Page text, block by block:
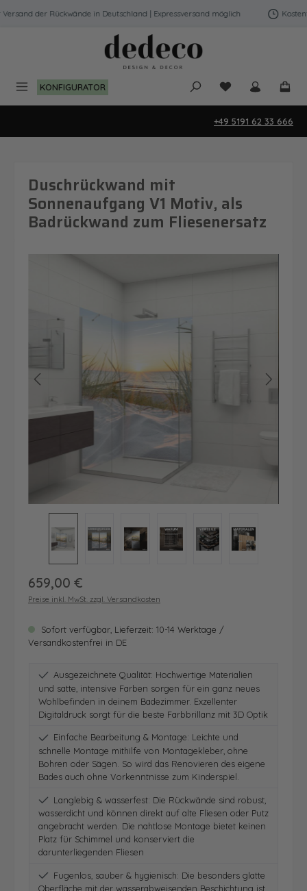
Zum Hauptinhalt springen
der Rückwände in Deutschland | Expressversand möglich
KONFIGURATOR Du hast 0
+49 5191 62 33 666
Duschrückwand mit
Sonnenaufgang V1 Motiv, als
Badrückwand zum Fliesenersatz
Regulärer Preis:
659,00 €
Preise inkl. MwSt. zzgl. Versandkosten
Sofort verfügbar, Lieferzeit: 10-14 Werktage /
Versandkostenfrei in DE
Ausgezeichnete Qualität: Hochwertige Materialien
und satte, intensive Farben sorgen für ein ganz neues
Wohlbefinden in deinem Badezimmer. Exzellenter
Digitaldruck sorgt für die beste Farbbrillanz mit 3D Optik
Einfache Bearbeitung & Montage: Leichte und
schnelle Montage mithilfe von Montagekleber, ohne
Bohren oder Sägen. So wird das Renovieren des eigene
Bades auch ohne Vorkenntnisse zum Kinderspiel.
Langlebig & wasserfest: Die Rückwände sind robust,
wasserdicht und können direkt auf alte Fliesen oder Putz
angebracht werden. Die nahtlose Montage bietet keinen
Platz für Schimmel und konserviert die
darunterliegenden Fliesen
Fugenlos, sauber & hygienisch: Die besonders glatte
Oberfläche mit der wasserabweisenden Beschichtung ist